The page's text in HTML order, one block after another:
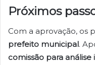
Próximos
Com a aprovação, os
prefeito municipal.
comissão para